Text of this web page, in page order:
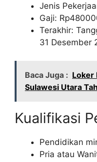
Jenis
Gaji: Rp
Terakhir:
31 Desember
Baca Juga : Loker
Sulawesi Utara
Kualifikasi
Pendidikan
Pria atau